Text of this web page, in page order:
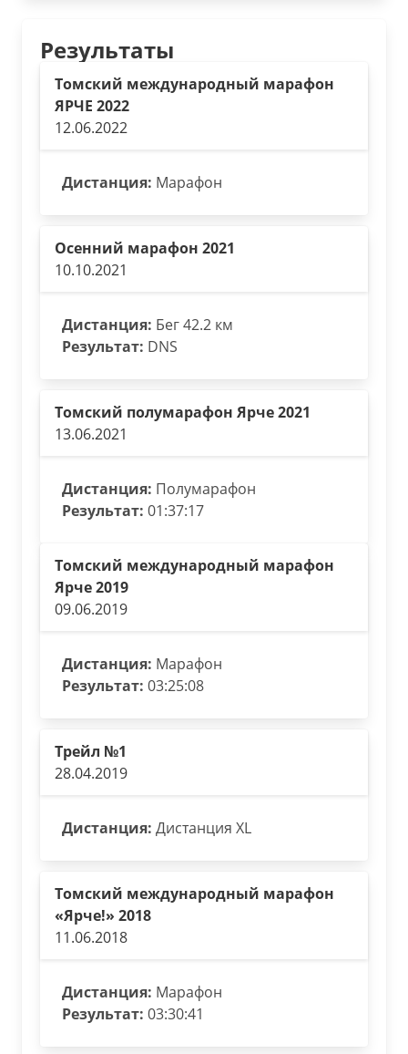
Результаты
Томский международный марафон
ЯРЧЕ 2022
12.06.2022
Дистанция: Марафон
Осенний марафон 2021
10.10.2021
Дистанция: Бег 42.2 км
Результат: DNS
Томский полумарафон Ярче 2021
13.06.2021
Дистанция: Полумарафон
Результат: 01:37:17
Томский международный марафон
Ярче 2019
09.06.2019
Дистанция: Марафон
Результат: 03:25:08
Трейл №1
28.04.2019
Дистанция: Дистанция XL
Томский международный марафон
«Ярче!» 2018
11.06.2018
Дистанция: Марафон
Результат: 03:30:41